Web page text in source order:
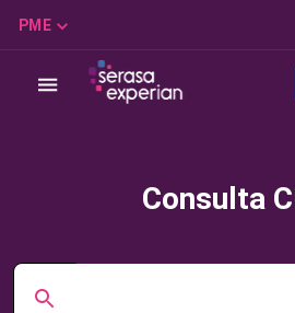
PME
Consulta